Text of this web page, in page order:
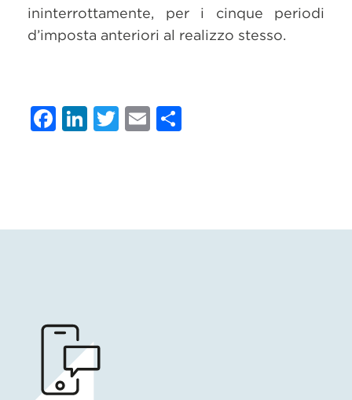
ininterrottamente, per i cinque periodi
d’imposta anteriori al realizzo stesso.
Facebook
LinkedIn
Twitter
Email